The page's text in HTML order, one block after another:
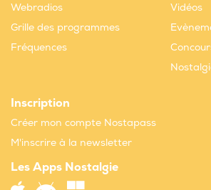
Webradios
Grille des programmes
Fréquences
Vidéos
Inscription
Créer mon compte Nostapass
M'inscrire à la newsletter
Les Apps Nostalgie